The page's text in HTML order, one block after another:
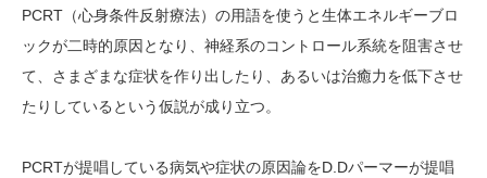
PCRT（心身条件反射療法）の用語を使うと生体エネルギーブロ
ックが二時的原因となり、神経系のコントロール系統を阻害させ
て、さまざまな症状を作り出したり、あるいは治癒力を低下させ
たりしているという仮説が成り立つ。
PCRTが提唱している病気や症状の原因論をD.Dパーマーが提唱